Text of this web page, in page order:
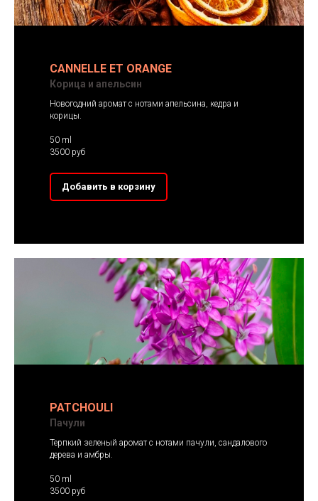
CANNELLE ET ORANGE
Корица и апельсин
Новогодний аромат с нотами апельсина, кедра и
корицы.
50 ml
3500 руб
Добавить в корзину
PATCHOULI
Пачули
Терпкий зеленый аромат с нотами пачули, сандалового
дерева и амбры.
50 ml
3500 руб